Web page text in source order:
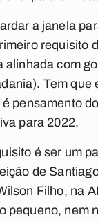
a janela
requisito
alinhada com
Tem que
pensamento
para 2022.
é ser um
de
Filho, na
pequeno, nem